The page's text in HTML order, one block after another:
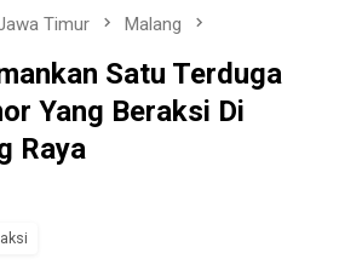
Timur Malang
Satu Terduga
Yang Beraksi Di
Raya